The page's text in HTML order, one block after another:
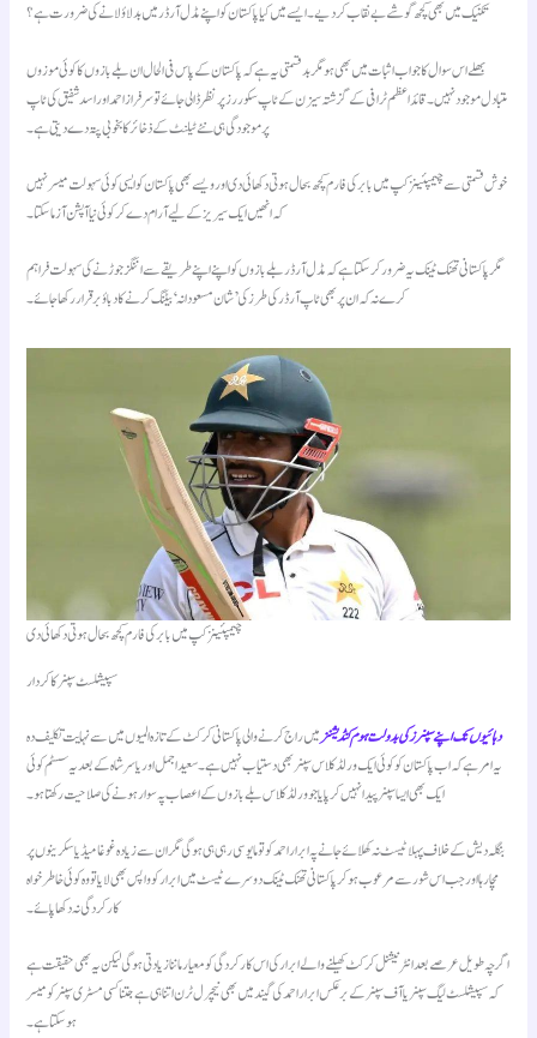
تکنیک میں بھی کچھ گوشے بے نقاب کر دیے۔ ایسے میں کیا پاکستان کو اپنے مڈل آرڈر میں بدلاؤ لانے کی ضرورت ہے؟
بھلے اس سوال کا جواب اثبات میں بھی ہو مگر بدقسمتی یہ ہے کہ پاکستان کے پاس فی الحال ان بلے بازوں کا کوئی موزوں
متبادل موجود نہیں۔ قائد اعظم ٹرافی کے گزشتہ سیزن کے ٹاپ سکوررز پر نظر ڈالی جائے تو سرفراز احمد اور اسد شفیق کی ٹاپ
پر موجودگی ہی نئے ٹیلنٹ کے ذخائر کا بخوبی پتہ دے دیتی ہے۔
خوش قسمتی سے چیمپئینز کپ میں بابر کی فارم کچھ بحال ہوتی دکھائی دی اور ویسے بھی پاکستان کو ایسی کوئی سہولت میسر نہیں
کہ انھیں ایک سیریز کے لیے آرام دے کر کوئی نیا آپشن آزما سکتا۔
مگر پاکستانی تھنک ٹینک یہ ضرور کر سکتا ہے کہ مڈل آرڈر بلے بازوں کو اپنے اپنے طریقے سے اننگز جوڑنے کی سہولت فراہم
کرے نہ کہ ان پر بھی ٹاپ آرڈر کی طرز کی ’شان مسعودانہ‘ بیٹنگ کرنے کا دباؤ برقرار رکھا جائے۔
چیمپئینز کپ میں بابر کی فارم کچھ بحال ہوتی دکھائی دی
سپیشلسٹ سپنر کا کردار
دہائیوں تک اپنے سپنرز کی بدولت ہوم کنڈیشنزمیں راج کرنے والی پاکستانی کرکٹ کے تازہ المیوں میں سے نہایت تکلیف دہ
یہ امر ہے کہ اب پاکستان کو کوئی ایک ورلڈ کلاس سپنر بھی دستیاب نہیں ہے۔ سعید اجمل اور یاسر شاہ کے بعد یہ سسٹم کوئی
ایک بھی ایسا سپنر پیدا نہیں کر پایا جو ورلڈ کلاس بلے بازوں کے اعصاب پہ سوار ہونے کی صلاحیت رکھتا ہو۔
بنگلہ دیش کے خلاف پہلا ٹیسٹ نہ کھلائے جانے پہ ابرار احمد کو تو مایوسی رہی ہی ہو گی مگر ان سے زیادہ غوغا میڈیا سکرینوں پر
مچا رہا اور جب اس شور سے مرعوب ہو کر پاکستانی تھنک ٹینک دوسرے ٹیسٹ میں ابرار کو واپس بھی لایا تو وہ کوئی خاطر خواہ
کارکردگی نہ دکھا پائے۔
اگرچہ طویل عرصے بعد انٹرنیشنل کرکٹ کھیلنے والے ابرار کی اس کارکردگی کو معیار ماننا زیادتی ہو گی لیکن یہ بھی حقیقت ہے
کہ سپیشلسٹ لیگ سپنر یا آف سپنر کے برعکس ابرار احمد کی گیند میں بھی نیچرل ٹرن اتنا ہی ہے جتنا کسی مسٹری سپنر کو میسر
ہو سکتا ہے۔